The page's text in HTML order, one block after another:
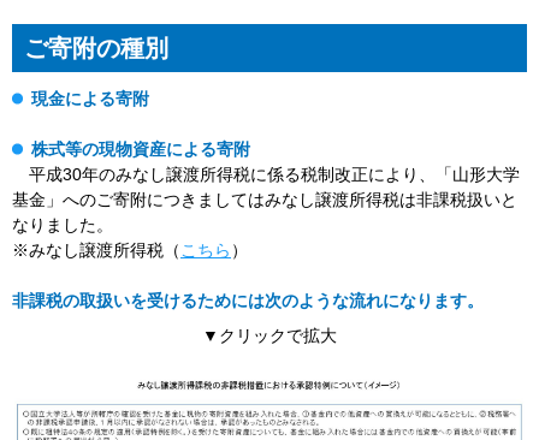
ご寄附の種別
現金による寄附
株式等の現物資産による寄附
平成30年のみなし譲渡所得税に係る税制改正により、「山形大学
基金」へのご寄附につきましてはみなし譲渡所得税は非課税扱いと
なりました。
※みなし譲渡所得税（ こちら ）
非課税の取扱いを受けるためには次のような流れになります。
▼クリックで拡大